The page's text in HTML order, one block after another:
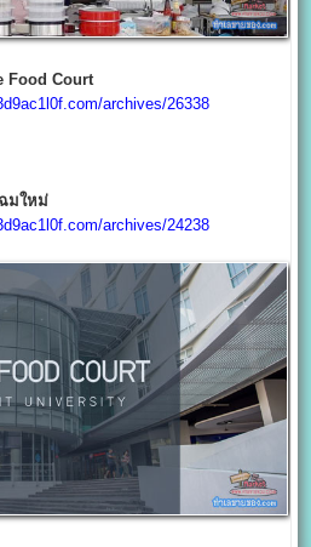
Food Court
archives/26338
มใหม่
archives/24238